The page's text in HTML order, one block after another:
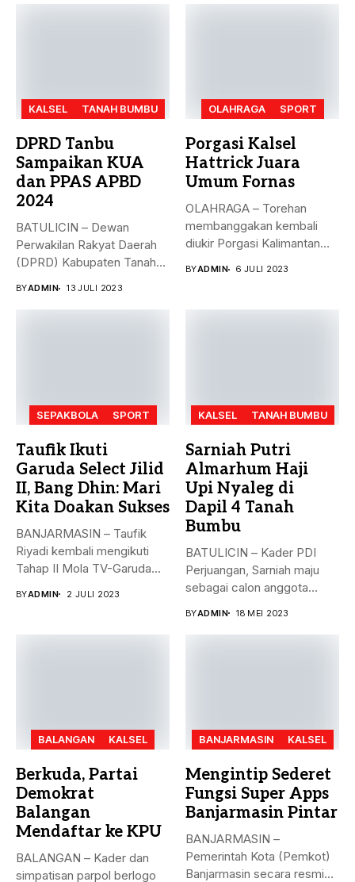
KALSEL TANAH BUMBU
DPRD Tanbu
Sampaikan KUA
dan PPAS APBD
2024
BATULICIN – Dewan
Perwakilan Rakyat Daerah
(DPRD) Kabupaten Tanah
BYADMIN 13 JULI 2023
OLAHRAGA SPORT
Porgasi Kalsel
Hattrick Juara
Umum Fornas
OLAHRAGA – Torehan
membanggakan kembali
diukir Porgasi Kalimantan
BYADMIN 6 JULI 2023
SEPAKBOLA SPORT
Taufik Ikuti
Garuda Select Jilid
II, Bang Dhin: Mari
Kita Doakan Sukses
BANJARMASIN – Taufik
Riyadi kembali mengikuti
Tahap II Mola TV-Garuda
BYADMIN 2 JULI 2023
KALSEL TANAH BUMBU
Sarniah Putri
Almarhum Haji
Upi Nyaleg di
Dapil 4 Tanah
Bumbu
BATULICIN – Kader PDI
Perjuangan, Sarniah maju
sebagai calon anggota
BYADMIN 18 MEI 2023
BALANGAN KALSEL
Berkuda, Partai
Demokrat
Balangan
Mendaftar ke KPU
BALANGAN – Kader dan
simpatisan parpol berlogo
BANJARMASIN KALSEL
Mengintip Sederet
Fungsi Super Apps
Banjarmasin Pintar
BANJARMASIN –
Pemerintah Kota (Pemkot)
Banjarmasin secara resmi